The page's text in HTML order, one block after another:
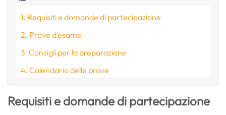
Requisiti e domande di partecipazione
Prove d’esame
Consigli per la preparazione
Calendario delle prove
Requisiti e domande di partecipazione